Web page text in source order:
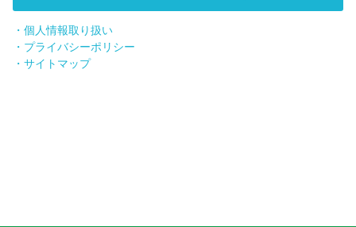
・個人情報取り扱い
・プライバシーポリシー
・サイトマップ